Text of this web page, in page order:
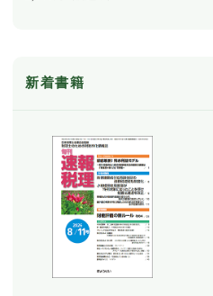
新着書籍